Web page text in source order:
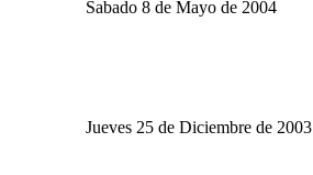
Sabado 8 de Mayo de 2004
Jueves 25 de Diciembre de 2003